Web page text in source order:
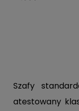
Szafy
atestowany